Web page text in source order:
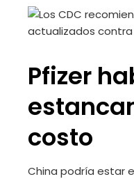
Pfizer
costo
China podría estar